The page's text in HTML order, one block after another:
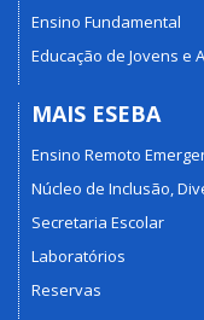
Ensino Fundamental
Educação de Jovens e
MAIS ESEBA
Ensino Remoto
Núcleo de Inclusão,
Secretaria Escolar
Laboratórios
Reservas